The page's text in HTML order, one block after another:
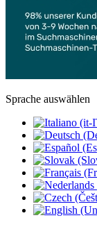
Sprache auswählen